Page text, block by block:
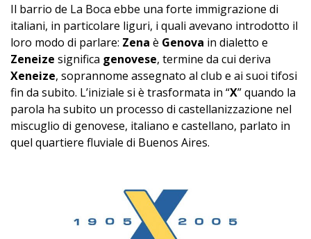
Il barrio de La Boca ebbe una forte immigrazione di
italiani, in particolare liguri, i quali avevano introdotto il
loro modo di parlare: Zena è Genova in dialetto e
Zeneize significa genovese, termine da cui deriva
Xeneize, soprannome assegnato al club e ai suoi tifosi
fin da subito. L’iniziale si è trasformata in “X” quando la
parola ha subito un processo di castellanizzazione nel
miscuglio di genovese, italiano e castellano, parlato in
quel quartiere fluviale di Buenos Aires.